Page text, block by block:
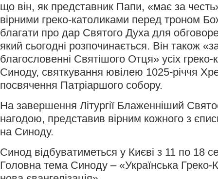
що він, як представник Папи, «має за
вірними греко-католиками перед троном
благати про дар Святого Духа для
який сьогодні розпочинається. Він також
благословенні Святішого Отця» усіх греко-
Синоду, святкування ювілею 1025-річчя
посвячення Патріаршого собору.
На завершення Літургії Блаженніший
нагодою, представив вірним кожного з
на Синоду.
Синод відбуватиметься у Києві з 11 по 18
Головна тема Синоду – «Українська Греко-